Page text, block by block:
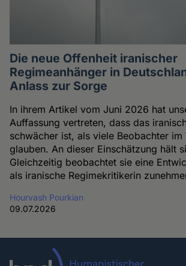
Die neue Offenheit iranischer
Regimeanhänger in
Anlass zur Sorge
In ihrem Artikel vom Juni 2026 hat
Auffassung vertreten, dass das
schwächer ist, als viele Beobachter im
glauben. An dieser Einschätzung hält
Gleichzeitig beobachtet sie eine
als iranische Regimekritikerin
Hourvash Pourkian
09.07.2026